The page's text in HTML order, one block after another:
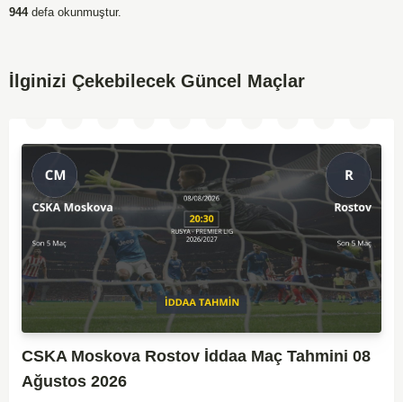
944defa okunmuştur.
İlginizi Çekebilecek Güncel Maçlar
CSKA Moskova Rostov İddaa Maç Tahmini 08
Ağustos 2026